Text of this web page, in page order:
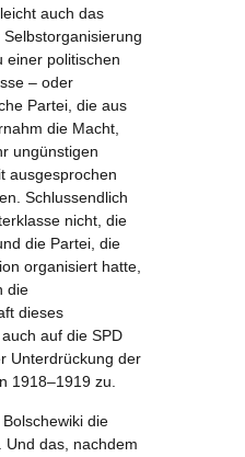
auch das
einer politischen
– oder
Partei, die aus
die Macht,
ungünstigen
ausgesprochen
Schlussendlich
nicht, die
die Partei, die
organisiert hatte,
die
dieses
auf die SPD
Unterdrückung der
1918–1919 zu.
die
Und das, nachdem